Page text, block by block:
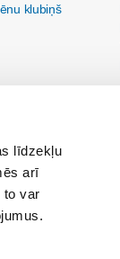
līdzekļu
arī
to var
klubiņš